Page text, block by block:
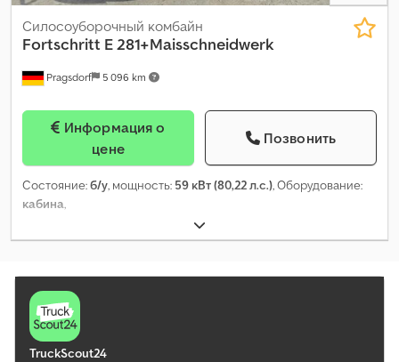
Pragsdorf 5 096 km
Силосоуборочный комбайн
Fortschritt E 281+Maisschneidwerk
цене
Позвонить
Состояние:б/у, мощность: 59 кВт (80,22 л.с.), Оборудование:
кабина,
TruckScout24